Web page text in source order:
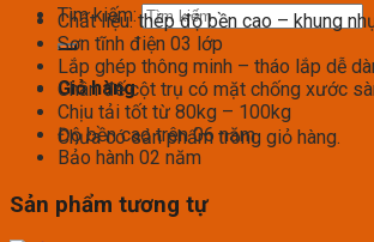
Tìm kiếm:
Giỏ hàng
Chưa có sản phẩm trong giỏ hàng.
Chất liệu: thép độ bền cao – khung
Sơn tĩnh điện 03 lớp
Lắp ghép thông minh – tháo lắp dễ
Chân đế cột trụ có mặt chống xước
Chịu tải tốt từ 80kg – 100kg
Độ bền cao trên 06 năm
Bảo hành 02 năm
Sản phẩm tương tự